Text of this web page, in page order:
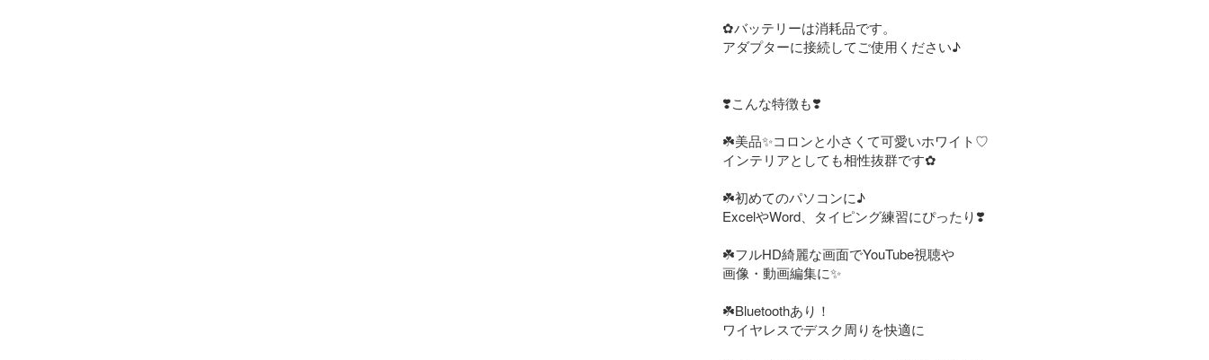
✿バッテリーは消耗品です。
アダプターに接続してご使用ください♪
❣️こんな特徴も❣️
☘️美品✨️コロンと小さくて可愛いホワイト♡
インテリアとしても相性抜群です✿
☘️初めてのパソコンに♪
ExcelやWord、タイピング練習にぴったり❣️
☘️フルHD綺麗な画面でYouTube視聴や
画像・動画編集に✨️
☘️Bluetoothあり！
ワイヤレスでデスク周りを快適に